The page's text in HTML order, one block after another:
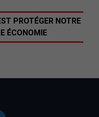
PROTÉGER NOTRE
ÉCONOMIE